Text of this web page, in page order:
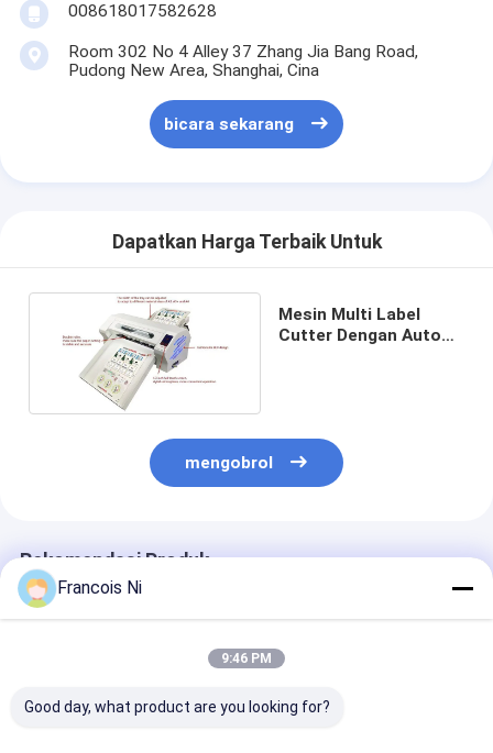
008618017582628
Room 302 No 4 Alley 37 Zhang Jia Bang Road,
Pudong New Area, Shanghai, Cina
bicara sekarang
Dapatkan Harga Terbaik Untuk
Mesin Multi Label
Cutter Dengan Auto
mengobrol
Rekomendasi Produk
Francois Ni
9:46 PM
Good day, what product are you looking for?